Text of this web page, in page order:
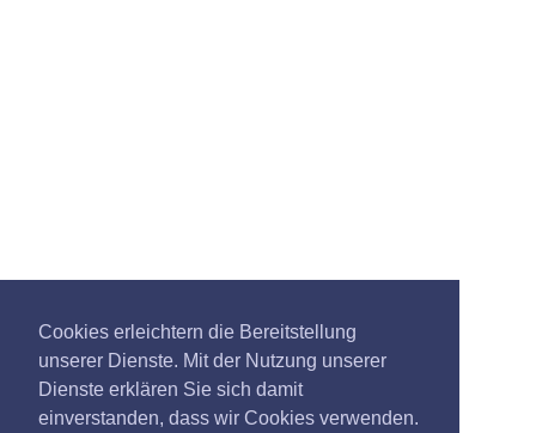
Cookies erleichtern die Bereitstellung
unserer Dienste. Mit der Nutzung unserer
Dienste erklären Sie sich damit
einverstanden, dass wir Cookies verwenden.